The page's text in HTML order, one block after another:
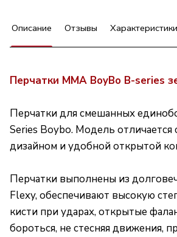
Описание Отзывы Характеристики
Перчатки MMA BoyBo B-series
Перчатки для смешанных
Series Boybo. Модель
дизайном и удобной открытой
Перчатки выполнены из
Flexy, обеспечивают высокую
кисти при ударах, открытые
бороться, не стесняя движения,